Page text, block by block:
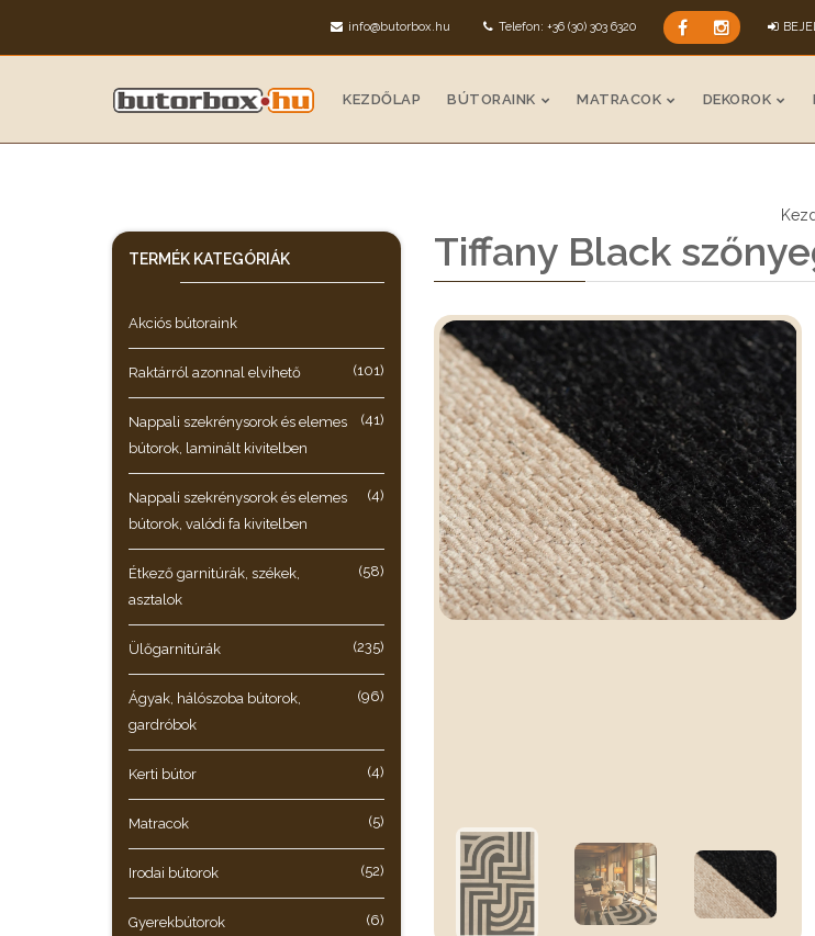
info@butorbox.hu Telefon: +36 (30) 303 6320
KEZDŐLAP BÚTORAINK MATRACOK DEKOROK
Tiffany Black
TERMÉK KATEGÓRIÁK
Akciós bútoraink
Raktárról azonnal elvihető (101)
Nappali szekrénysorok és elemes
bútorok, laminált kivitelben
(41)
Nappali szekrénysorok és elemes
bútorok, valódi fa kivitelben
(4)
Étkező garnitúrák, székek,
asztalok
(58)
Ülőgarnitúrák (235)
Ágyak, hálószoba bútorok,
gardróbok
(96)
Kerti bútor (4)
Matracok (5)
Irodai bútorok (52)
Gyerekbútorok (6)